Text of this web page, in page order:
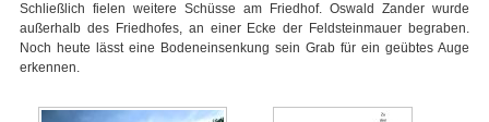
Schließlich fielen weitere Schüsse am Friedhof. Oswald Zander wurde
außerhalb des Friedhofes, an einer Ecke der Feldsteinmauer begraben.
Noch heute lässt eine Bodeneinsenkung sein Grab für ein geübtes Auge
erkennen.